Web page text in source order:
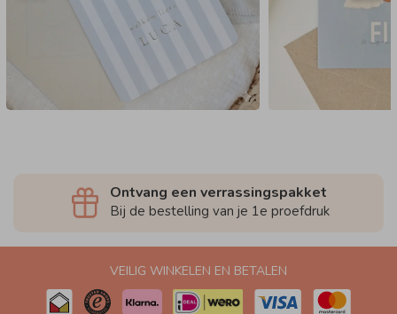
Ontvang een verrassingspakket
Bij de bestelling van je 1e proefdruk
VEILIG WINKELEN EN BETALEN